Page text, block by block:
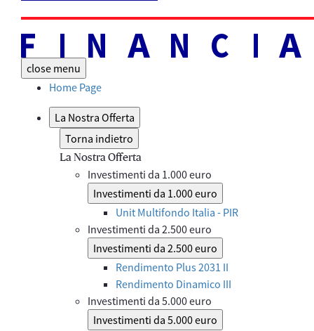
close menu
Home Page
La Nostra Offerta
Torna indietro
La Nostra Offerta
Investimenti da 1.000 euro
Investimenti da 1.000 euro
Unit Multifondo Italia - PIR
Investimenti da 2.500 euro
Investimenti da 2.500 euro
Rendimento Plus 2031 II
Rendimento Dinamico III
Investimenti da 5.000 euro
Investimenti da 5.000 euro